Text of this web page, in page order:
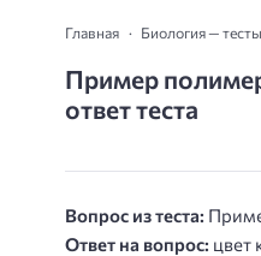
Главная Биология —
Пример
ответ теста
Вопрос из теста:
Ответ на вопрос: цвет